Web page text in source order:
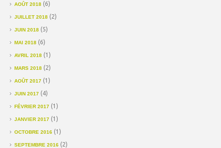
AOÛT 2018 (6)
JUILLET 2018 (2)
JUIN 2018 (5)
MAI 2018 (6)
AVRIL 2018 (1)
MARS 2018 (2)
AOÛT 2017 (1)
JUIN 2017 (4)
FÉVRIER 2017 (1)
JANVIER 2017 (1)
OCTOBRE 2016 (1)
SEPTEMBRE 2016 (2)